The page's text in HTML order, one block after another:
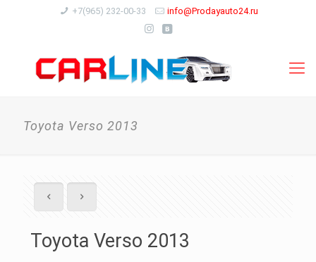
+7(965) 232-00-33 info@Prodayauto24.ru
Toyota Verso 2013
Toyota Verso 2013